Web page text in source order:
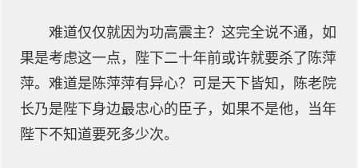
难道仅仅就因为功高震主？这完全说不通，如
果是考虑这一点，陛下二十年前或许就要杀了陈萍
萍。难道是陈萍萍有异心？可是天下皆知，陈老院
长乃是陛下身边最忠心的臣子，如果不是他，当年
陛下不知道要死多少次。